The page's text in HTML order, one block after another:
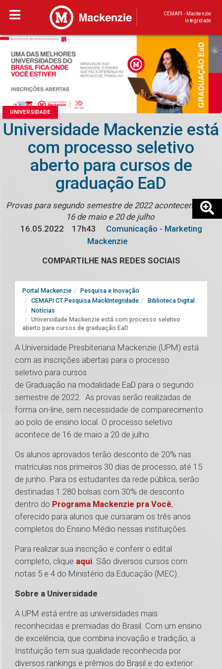
CEMAPI - Mackenzie
Integridade
UNIVERSIDADE
Universidade Mackenzie está
com processo seletivo
aberto para cursos de
graduação EaD
Provas para segundo semestre de 2022 acontecem entre
16 de maio e 20 de julho
16.05.2022
17h43
Comunicação - Marketing
Mackenzie
COMPARTILHE NAS REDES SOCIAIS
Portal Mackenzie
Pesquisa e Inovação
CEMAPI CT Pesquisa MackIntegridade
Biblioteca Digital
Notícias
Universidade Mackenzie está com processo seletivo
aberto para cursos de graduação EaD
A Universidade Presbiteriana Mackenzie (UPM) está
com as inscrições abertas para o processo
seletivo para cursos
de Graduação na modalidade EaD para o segundo
semestre de 2022. As provas serão realizadas de
forma on-line, sem necessidade de comparecimento
ao polo de ensino local. O processo seletivo
acontece de 16 de maio a 20 de julho.
Os alunos aprovados terão desconto de 20% nas
matrículas nos primeiros 30 dias de processo, até 15
de junho. Para os estudantes da rede pública, serão
destinadas 1.280 bolsas com 30% de desconto
dentro do Programa Mackenzie pra Você,
oferecido para alunos que cursaram os três anos
completos do Ensino Médio nessas instituições.
Para realizar sua inscrição e conferir o edital
completo, clique aqui. São diversos cursos com
notas 5 e 4 do Ministério da Educação (MEC).
Sobre a Universidade
A UPM está entre as universidades mais
reconhecidas e premiadas do Brasil. Com um ensino
de excelência, que combina inovação e tradição, a
Instituição tem sua qualidade reconhecida por
diversos rankings e prêmios do Brasil e do exterior.